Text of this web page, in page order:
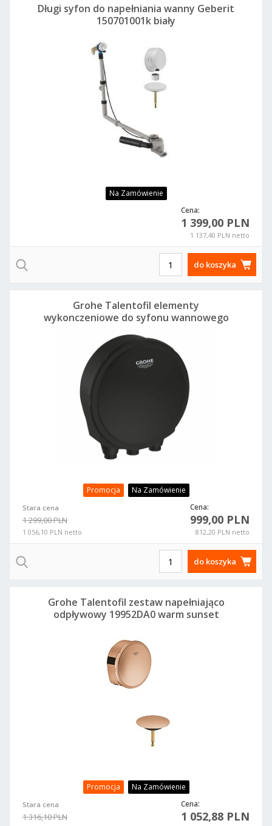
Na Zamówienie
Cena:
1 399,00 PLN
1 137,40 PLN netto
Długi syfon do napełniania wanny Geberit
150701001k biały
do koszyka
Promocja Na Zamówienie
Stara cena
1 299,00 PLN
1 056,10 PLN netto
Cena:
999,00 PLN
812,20 PLN netto
Grohe Talentofil elementy
wykonczeniowe do syfonu wannowego
do koszyka
Promocja Na Zamówienie
Stara cena
1 316,10 PLN
Cena:
1 052,88 PLN
Grohe Talentofil zestaw napełniająco
odpływowy 19952DA0 warm sunset